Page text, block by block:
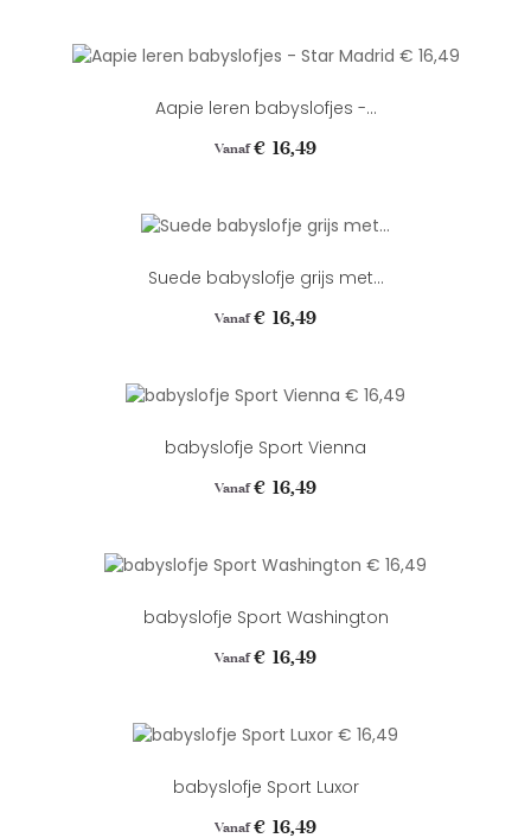
Aapie leren babyslofjes -...
Vanaf Prijs
€ 16,49
Suede babyslofje grijs met...
Vanaf Prijs
€ 16,49
babyslofje Sport Vienna
Vanaf Prijs
€ 16,49
babyslofje Sport Washington
Vanaf Prijs
€ 16,49
babyslofje Sport Luxor
Vanaf Prijs
€ 16,49